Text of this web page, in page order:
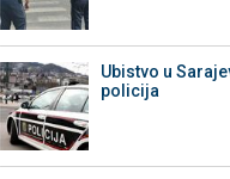
Ubistvo u
policija